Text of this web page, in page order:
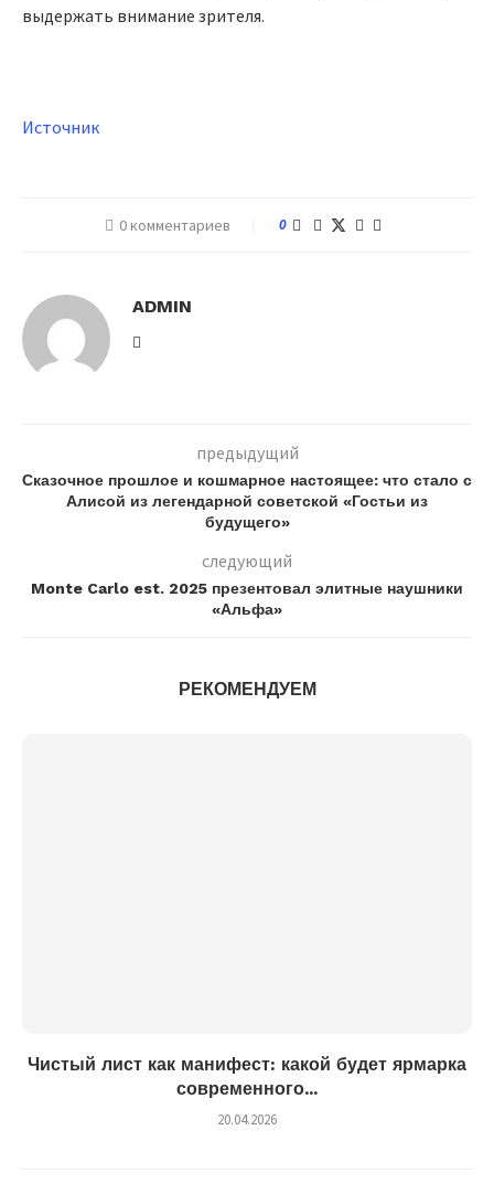
выдержать внимание зрителя.
Источник
0 комментариев 0
ADMIN
предыдущий
Сказочное прошлое и кошмарное настоящее: что стало с
Алисой из легендарной советской «Гостьи из
будущего»
следующий
Monte Carlo est. 2025 презентовал элитные наушники
«Альфа»
РЕКОМЕНДУЕМ
Чистый лист как манифест: какой будет ярмарка
современного...
20.04.2026